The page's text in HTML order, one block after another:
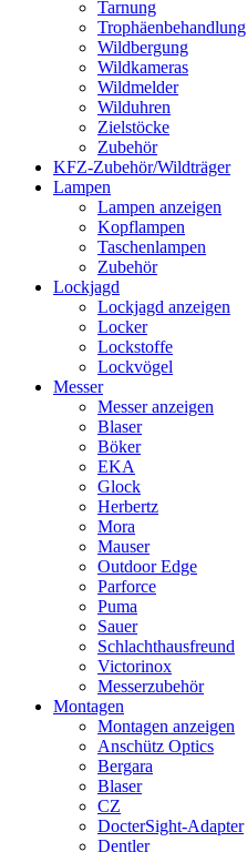
Tarnung
Trophäenbehandlung
Wildbergung
Wildkameras
Wildmelder
Wilduhren
Zielstöcke
Zubehör
KFZ-Zubehör/Wildträger
Lampen
Lampen anzeigen
Kopflampen
Taschenlampen
Zubehör
Lockjagd
Lockjagd anzeigen
Locker
Lockstoffe
Lockvögel
Messer
Messer anzeigen
Blaser
Böker
EKA
Glock
Herbertz
Mora
Mauser
Outdoor Edge
Parforce
Puma
Sauer
Schlachthausfreund
Victorinox
Messerzubehör
Montagen
Montagen anzeigen
Anschütz Optics
Bergara
Blaser
CZ
DocterSight-Adapter
Dentler